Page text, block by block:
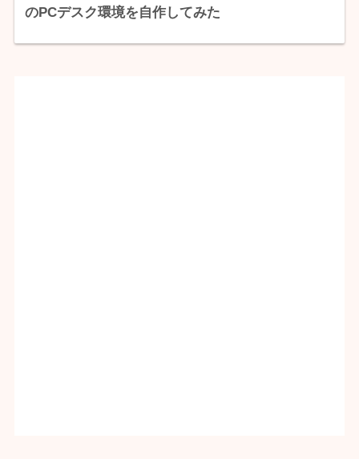
のPCデスク環境を自作してみた